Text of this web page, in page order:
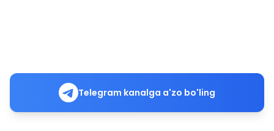
Telegram kanalga a'zo bo'ling